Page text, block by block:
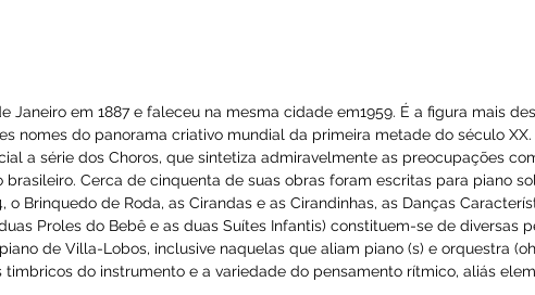
caráter francês de fins do século passado. ".... Tenho-me
com exceção das da Costa Atlântica que, infelizmente, não
reflete as atitudes da época e emprega as expressões mais
se a 3 ares de canto e dança: Bambuco, Pasillo e
próprio caráter e estão escritos quase sempre em compasso de
atua como elemento de união e aparece no início de cada peça.
características modais muito claras. O N. 1 apresenta uma